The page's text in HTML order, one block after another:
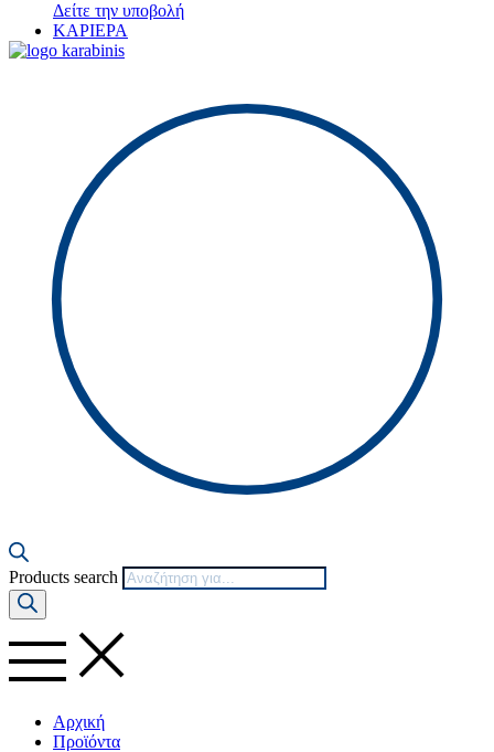
Δείτε την υποβολή
ΚΑΡΙΕΡΑ
Products search
Αρχική
Προϊόντα